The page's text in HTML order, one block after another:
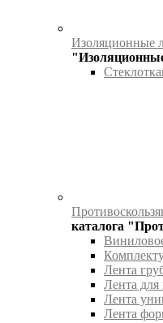
Изоляционные
каталога
Лента
Лента
Лента
Лента